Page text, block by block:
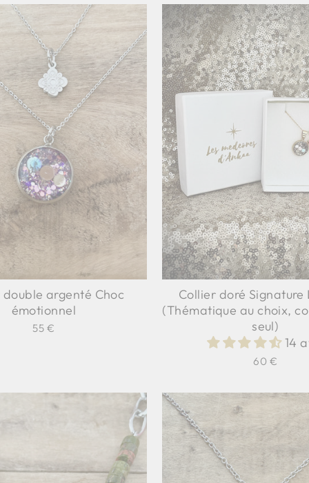
argenté Choc
émotionnel
55 €
Collier doré Signature
(Thématique au choix,
seul)
14
60 €